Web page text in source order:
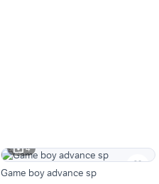
4
Game boy advance sp